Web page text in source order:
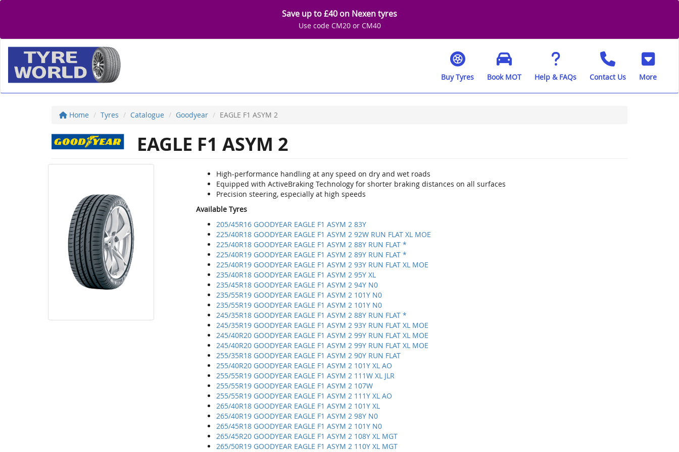
Save up to £40 on Nexen tyres
Use code CM20 or CM40
Buy Tyres Book MOT Help & FAQs Contact Us More
Home Tyres Catalogue Goodyear EAGLE F1 ASYM 2
EAGLE F1 ASYM 2
High-performance handling at any speed on dry and wet roads
Equipped with ActiveBraking Technology for shorter braking distances on all surfaces
Precision steering, especially at high speeds
Available Tyres
205/45R16 GOODYEAR EAGLE F1 ASYM 2 83Y
225/40R18 GOODYEAR EAGLE F1 ASYM 2 92W RUN FLAT XL MOE
225/40R18 GOODYEAR EAGLE F1 ASYM 2 88Y RUN FLAT *
225/40R19 GOODYEAR EAGLE F1 ASYM 2 89Y RUN FLAT *
225/40R19 GOODYEAR EAGLE F1 ASYM 2 93Y RUN FLAT XL MOE
235/40R18 GOODYEAR EAGLE F1 ASYM 2 95Y XL
235/45R18 GOODYEAR EAGLE F1 ASYM 2 94Y N0
235/55R19 GOODYEAR EAGLE F1 ASYM 2 101Y N0
235/55R19 GOODYEAR EAGLE F1 ASYM 2 101Y N0
245/35R18 GOODYEAR EAGLE F1 ASYM 2 88Y RUN FLAT *
245/35R19 GOODYEAR EAGLE F1 ASYM 2 93Y RUN FLAT XL MOE
245/40R20 GOODYEAR EAGLE F1 ASYM 2 99Y RUN FLAT XL MOE
245/40R20 GOODYEAR EAGLE F1 ASYM 2 99Y RUN FLAT XL MOE
255/35R18 GOODYEAR EAGLE F1 ASYM 2 90Y RUN FLAT
255/40R20 GOODYEAR EAGLE F1 ASYM 2 101Y XL AO
255/55R19 GOODYEAR EAGLE F1 ASYM 2 111W XL JLR
255/55R19 GOODYEAR EAGLE F1 ASYM 2 107W
255/55R19 GOODYEAR EAGLE F1 ASYM 2 111Y XL AO
265/40R18 GOODYEAR EAGLE F1 ASYM 2 101Y XL
265/40R19 GOODYEAR EAGLE F1 ASYM 2 98Y N0
265/45R18 GOODYEAR EAGLE F1 ASYM 2 101Y N0
265/45R20 GOODYEAR EAGLE F1 ASYM 2 108Y XL MGT
265/50R19 GOODYEAR EAGLE F1 ASYM 2 110Y XL MGT